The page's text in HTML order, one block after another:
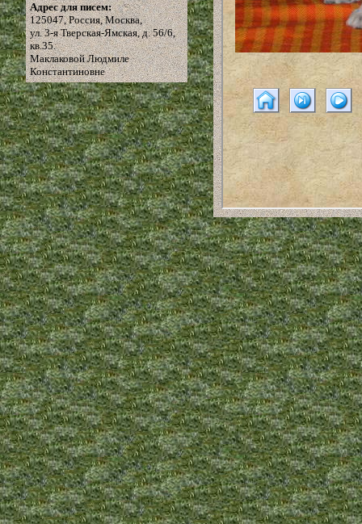
Адрес для писем:
125047, Россия, Москва,
ул. 3-я Тверская-Ямская, д. 56/6,
кв.35.
Маклаковой Людмиле
Константиновне